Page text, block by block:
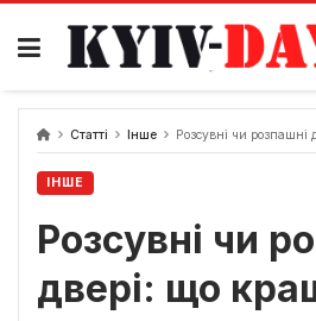
Перейти
вмісту
Статті Інше Розсувні чи розпашні
ІНШЕ
Розсувні чи
двері: що